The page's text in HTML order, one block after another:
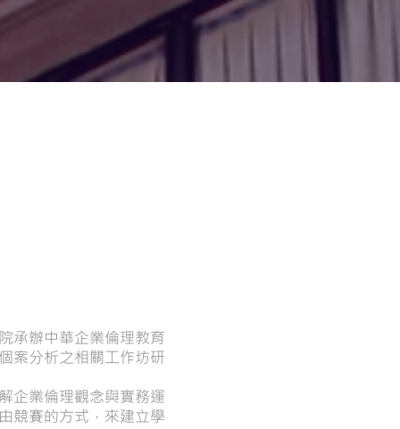
承辦中華企業倫理教育
案分析之相關工作坊研
企業倫理觀念與實務運
競賽的方式，來建立學